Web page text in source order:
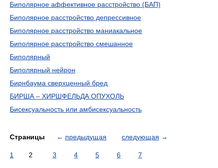
Биполярное аффективное расстройство (БАП)
Биполярное расстройство депрессивное
Биполярное расстройство маниакальное
Биполярное расстройство смешанное
Биполярный
Биполярный нейрон
Бирнбаума сверхценный бред
БИРША – ХИРШФЕЛЬДА ОПУХОЛЬ
Бисексуальность или амбисексуальность
Страницы ← предыдущая следующая →
1 2 3 4 5 6 7